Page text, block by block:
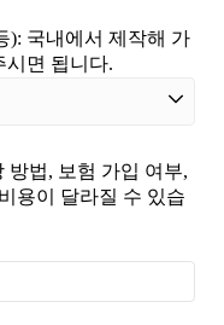
): 국내에서 제작해 가
시면 됩니다.
방법, 보험 가입 여부,
용이 달라질 수 있습